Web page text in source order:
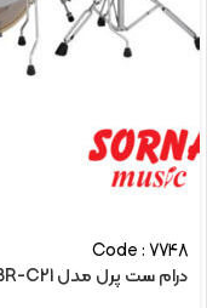
Code : 7748
درام ست پرل مدل EXX705NBR-C21